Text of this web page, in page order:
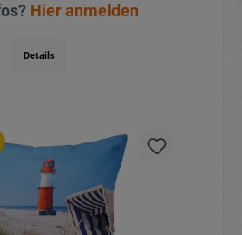
Hier anmelden
Details